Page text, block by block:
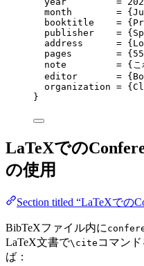
month
        =
{
booktitle
    =
{
publisher
    =
{
address
      =
{
pages
        =
{
note
         =
{
editor
       =
{
organization = {
}
LaTeXでの
の使用
Section titled “LaTeXでの
BibTeXファイル内に
LaTeX文書で\cite コマン
ば：